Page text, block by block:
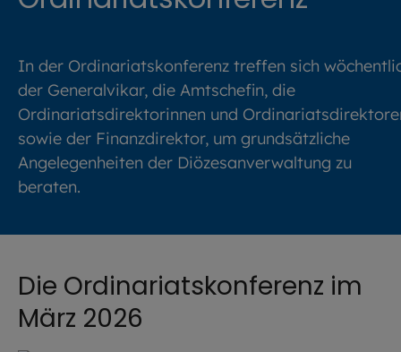
In der Ordinariatskonferenz treffen sich
der Generalvikar, die Amtschefin, die
Ordinariatsdirektorinnen und
sowie der Finanzdirektor, um grundsätzliche
Angelegenheiten der Diözesanverwaltung zu
beraten.
Die Ordinariatskonferenz im
März 2026